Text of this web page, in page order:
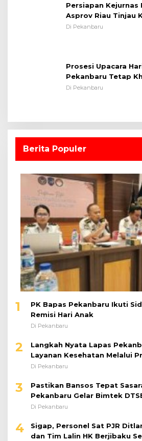
Persiapan Kejurnas
Asprov Riau Tinjau
Lapangan Sepakbola
Di Pekanbaru
Prosesi Upacara
Pekanbaru Tetap
Dalam Ruangan
Di Pekanbaru
Berita Populer
1
PK Bapas Pekanbaru Ikuti
Remisi Hari Anak
Di Pekanbaru
2
Langkah Nyata Lapas
Layanan Kesehatan Melalui
Di Pekanbaru
3
Pastikan Bansos Tepat
Pekanbaru Gelar Bimtek
Puskessos
Di Pekanbaru
4
Sigap, Personel Sat PJR
dan Tim Lalin HK Berjibaku